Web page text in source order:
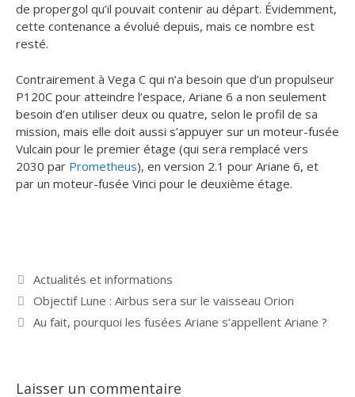
de propergol qu’il pouvait contenir au départ. Évidemment,
cette contenance a évolué depuis, mais ce nombre est
resté.
Contrairement à Vega C qui n’a besoin que d’un propulseur
P120C pour atteindre l’espace, Ariane 6 a non seulement
besoin d’en utiliser deux ou quatre, selon le profil de sa
mission, mais elle doit aussi s’appuyer sur un moteur-fusée
Vulcain pour le premier étage (qui sera remplacé vers
2030 par Prometheus), en version 2.1 pour Ariane 6, et
par un moteur-fusée Vinci pour le deuxième étage.
Catégories
Actualités et informations
Objectif Lune : Airbus sera sur le vaisseau Orion
Au fait, pourquoi les fusées Ariane s’appellent Ariane ?
Laisser un commentaire